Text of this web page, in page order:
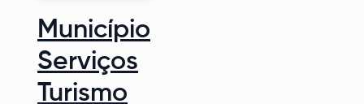
Município
Serviços
Turismo